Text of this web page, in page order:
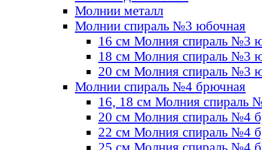
Молнии металл
Молнии спираль №3 юбочная
16 см Молния спираль №3
18 см Молния спираль №3
20 см Молния спираль №3
Молнии спираль №4 брючная
16, 18 см Молния спираль
20 см Молния спираль №4
22 см Молния спираль №4